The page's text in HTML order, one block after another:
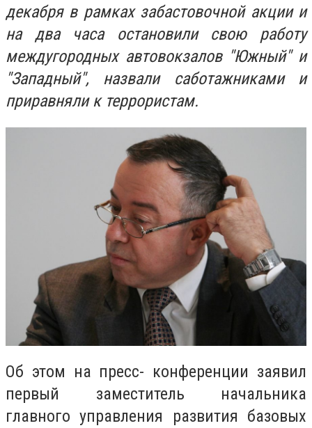
декабря в рамках забастовочной акции и
на два часа остановили свою работу
междугородных автовокзалов "Южный" и
"Западный", назвали саботажниками и
приравняли к террористам.
Об этом на пресс- конференции заявил
первый заместитель начальника
главного управления развития базовых